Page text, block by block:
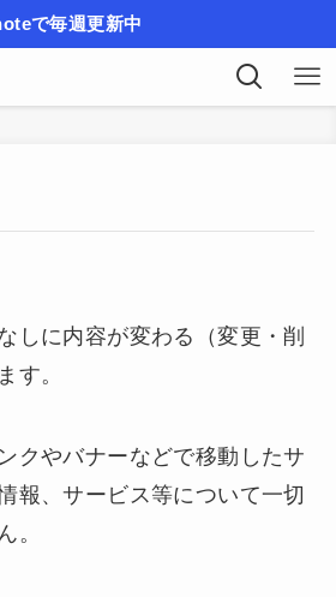
で毎週更新中
しに内容が変わる（変更・削
す。
クやバナーなどで移動したサ
報、サービス等について一切
。